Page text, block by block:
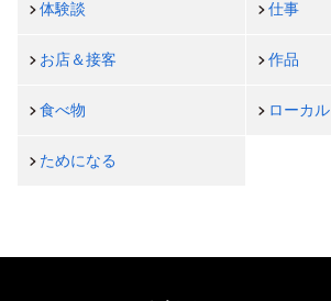
体験談 仕事
お店＆接客 作品
食べ物 ローカル
ためになる